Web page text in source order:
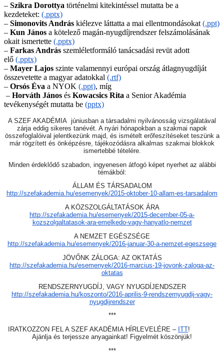
– Szikra Dorottya történelmi kitekintéssel mutatta be a
kezdeteket: (.pptx)
– Simonovits András kiélezve láttatta a mai ellentmondásokat (.ppt)
– Kun János a kötelező magán-nyugdíjrendszer felszámolásának
okait ismertette (.pptx)
– Farkas András szemléletformáló tanácsadási revüt adott
elő (.pptx)
– Mayer Lajos szinte valamennyi európai ország átlagnyugdíját
összevetette a magyar adatokkal (.rtf)
– Orsós Éva a NYOK (.ppt), míg
– Horváth János és Kowacsics Rita a Senior Akadémia
tevékenységét mutatta be (pptx)
A SZEF AKADÉMIA júniusban a társadalmi nyilvánosság vizsgálatával
zárja eddig sikeres tanévét. A nyári hónapokban a szakmai napok
összefoglalóival jelentkezünk majd, és ismételt erőfeszítéseket teszünk a
már rögzített és önképzésre, tájékozódásra alkalmas szakmai blokkok
ismertebbé tételére.
Minden érdeklődő szabadon, ingyenesen átfogó képet nyerhet az alábbi
témákból:
ÁLLAM ÉS TÁRSADALOM
http://szefakademia.hu/esemenyek/2015-oktober-10-allam-es-tarsadalom
A KÖZSZOLGÁLTATÁSOK ÁRA
http://szefakademia.hu/esemenyek/2015-december-05-a-
kozszolgaltatasok-ara-emelkedo-vagy-hanyatlo-nemzet
A NEMZET EGÉSZSÉGE
http://szefakademia.hu/esemenyek/2016-januar-30-a-nemzet-egeszsege
JÖVŐNK ZÁLOGA: AZ OKTATÁS
http://szefakademia.hu/esemenyek/2016-marcius-19-jovonk-zaloga-az-
oktatas
RENDSZERNYUGDÍJ, VAGY NYUGDÍJENDSZER
http://szefakademia.hu/koszonto/2016-aprilis-9-rendszernyugdij-vagy-
nyugdijrendszer
***
IRATKOZZON FEL A SZEF AKADÉMIA HÍRLEVELÉRE – ITT!
Ajánlja és terjessze anyagainkat! Figyelmét köszönjük!
***